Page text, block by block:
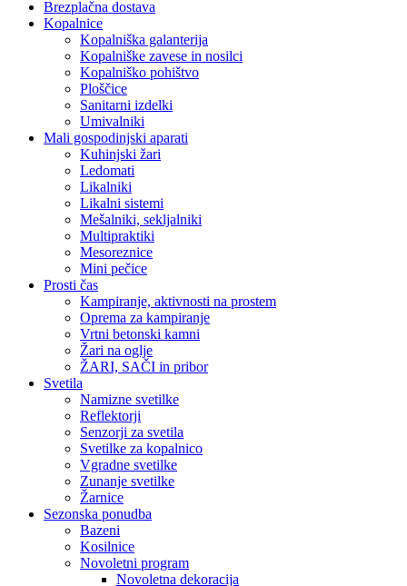
Brezplačna dostava
Kopalnice
Kopalniška galanterija
Kopalniške zavese in nosilci
Kopalniško pohištvo
Ploščice
Sanitarni izdelki
Umivalniki
Mali gospodinjski aparati
Kuhinjski žari
Ledomati
Likalniki
Likalni sistemi
Mešalniki, sekljalniki
Multipraktiki
Mesoreznice
Mini pečice
Prosti čas
Kampiranje, aktivnosti na prostem
Oprema za kampiranje
Vrtni betonski kamni
Žari na oglje
ŽARI, SAČI in pribor
Svetila
Namizne svetilke
Reflektorji
Senzorji za svetila
Svetilke za kopalnico
Vgradne svetilke
Zunanje svetilke
Žarnice
Sezonska ponudba
Bazeni
Kosilnice
Novoletni program
Novoletna dekoracija